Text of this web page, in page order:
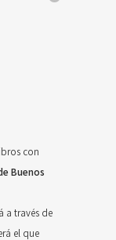
con
Buenos
a través de
el que